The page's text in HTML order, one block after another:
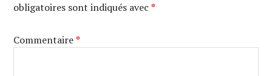
obligatoires sont indiqués avec*
Commentaire*